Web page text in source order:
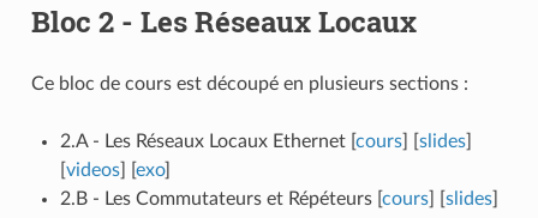
Bloc 2 - Les Réseaux Locaux
Ce bloc de cours est découpé en plusieurs sections :
2.A - Les Réseaux Locaux Ethernet [ cours] [ slides]
videos] [ exo]
2.B - Les Commutateurs et Répéteurs [ cours] [ slides]